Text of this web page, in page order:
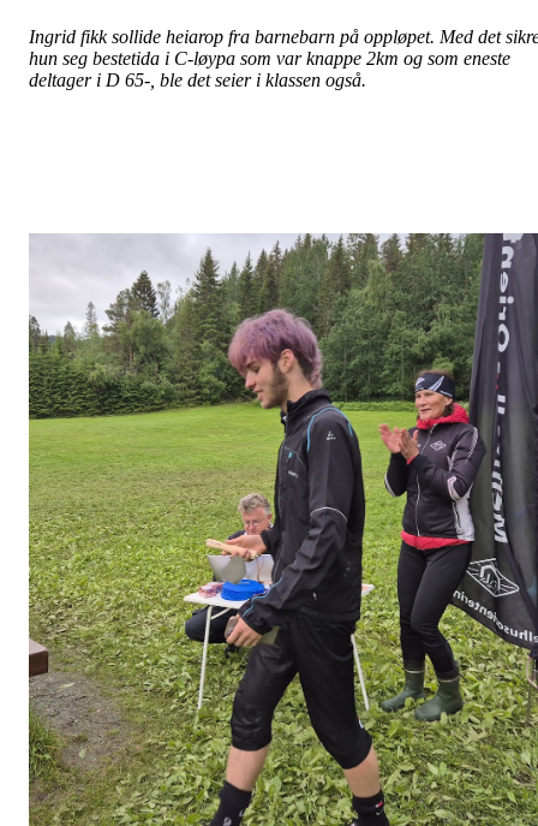
Ingrid fikk sollide heiarop fra barnebarn på oppløpet. Med det
hun seg bestetida i C-løypa som var knappe 2km og som eneste
deltager i D 65-, ble det seier i klassen også.